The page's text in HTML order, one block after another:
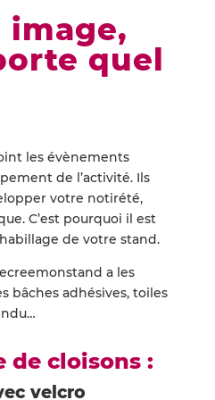
image,
quel
les évènements
de l’activité. Ils
votre notirété,
C’est pourquoi il est
de votre stand.
a les
bâches adhésives, toiles
de cloisons :
velcro